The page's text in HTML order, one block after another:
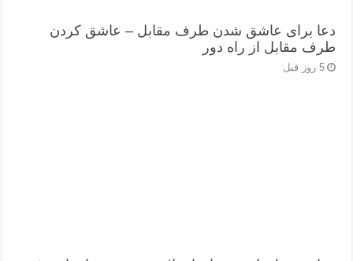
دعا برای عاشق شدن طرف مقابل – عاشق کردن
طرف مقابل از راه دور
5 روز قبل